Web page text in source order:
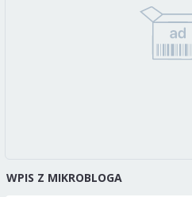
WPIS Z MIKROBLOGA